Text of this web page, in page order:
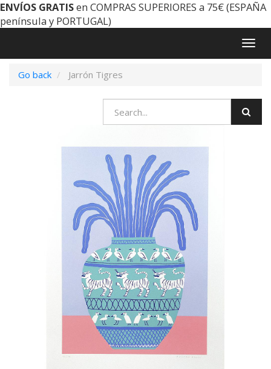
ENVÍOS GRATISen COMPRAS SUPERIORES a 75€ (ESPAÑA
península y PORTUGAL)
Go back
Jarrón Tigres